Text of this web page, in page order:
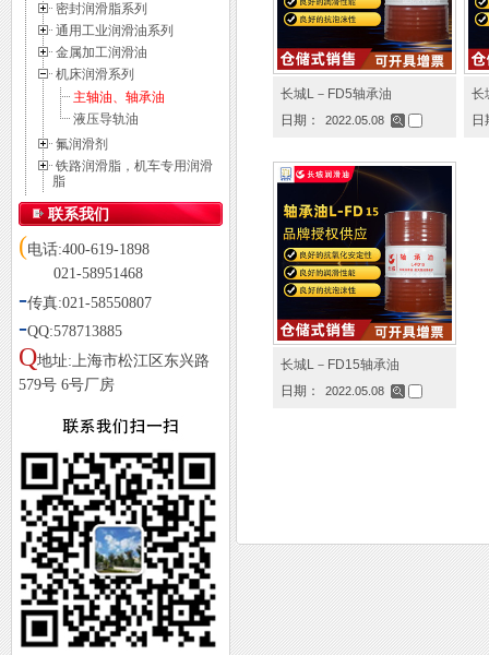
密封润滑脂系列
通用工业润滑油系列
金属加工润滑油
机床润滑系列
主轴油、轴承油
液压导轨油
氟润滑剂
铁路润滑脂，机车专用润滑
脂
联系我们
(电话:400-619-1898
021-58951468
-传真:021-58550807
-QQ:578713885
Q地址:上海市松江区东兴路
579号 6号厂房
长城L－FD5轴承油
日期：
2022.05.08
长
日
长城L－FD15轴承油
日期：
2022.05.08